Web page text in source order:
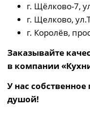
г. Щёлково-7,
г. Щелково,
г. Королёв,
Заказывайте
в компании
У нас
душой!